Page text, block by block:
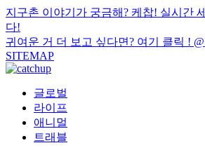
지구촌 이야기가 궁금해? 케찹! 실시간
다!
귀여운 거 더 보고 싶다면? 여기 클릭 !
SITEMAP
글로벌
라이프
애니멀
트래블